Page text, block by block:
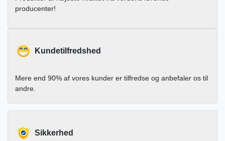
producenter!
Kundetilfredshed
Mere end 90% af vores kunder er tilfredse og anbefaler os til
andre.
Sikkerhed